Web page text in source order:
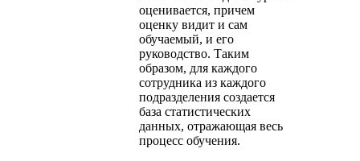
оценивается, причем
оценку видит и сам
обучаемый, и его
руководство. Таким
образом, для каждого
сотрудника из каждого
подразделения создается
база статистических
данных, отражающая весь
процесс обучения.